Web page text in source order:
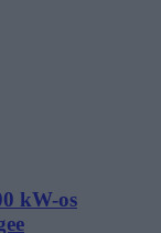
kW-os